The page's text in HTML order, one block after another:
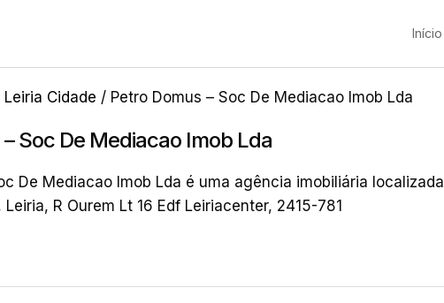
Início
Leiria Cidade / Petro Domus – Soc De Mediacao Imob Lda
Soc De Mediacao Imob Lda
De Mediacao Imob Lda é uma agência imobiliária localizada
R Ourem Lt 16 Edf Leiriacenter, 2415-781